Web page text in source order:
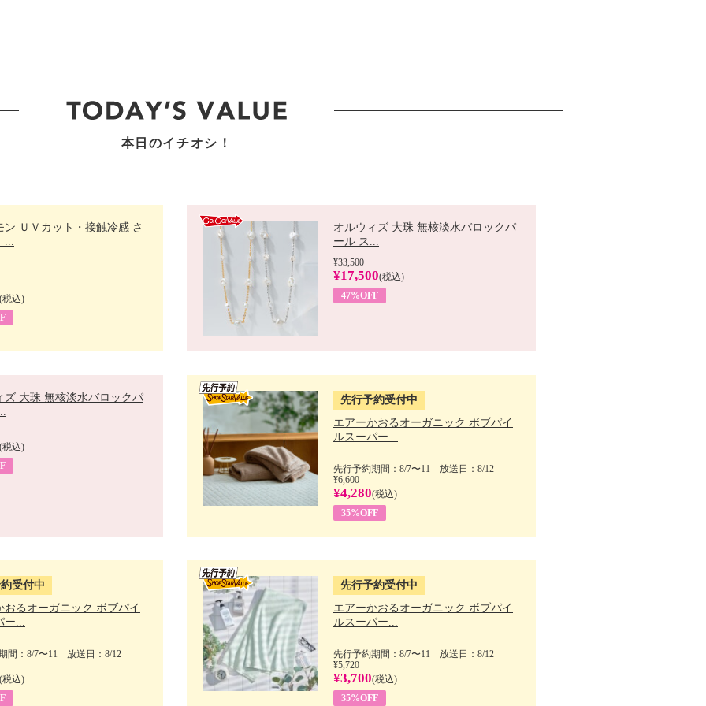
本日のイチオシ！
ン ＵＶカット・接触冷感 さ
...
(税込)
オルウィズ 大珠 無核淡水バロックパ
ール ス...
¥33,500
¥17,500(税込)
47%OFF
ズ 大珠 無核淡水バロックパ
(税込)
先行予約受付中
エアーかおるオーガニック ボブパイ
ルスーパー...
先行予約期間：8/7〜11 放送日：8/12
¥6,600
¥4,280(税込)
35%OFF
受付中
おるオーガニック ボブパイ
ー...
間：8/7〜11 放送日：8/12
(税込)
先行予約受付中
エアーかおるオーガニック ボブパイ
ルスーパー...
先行予約期間：8/7〜11 放送日：8/12
¥5,720
¥3,700(税込)
35%OFF